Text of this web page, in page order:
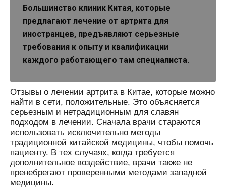
Большинство клиник Китая, которые
предлагают лечение от артрита для
иностранцев, предъявляют серьезные
требования к опыту и квалификации
каждого работающего там специалиста.
Отзывы о лечении артрита в Китае, которые можно
найти в сети, положительные. Это объясняется
серьезным и нетрадиционным для славян
подходом в лечении. Сначала врачи стараются
использовать исключительно методы
традиционной китайской медицины, чтобы помочь
пациенту. В тех случаях, когда требуется
дополнительное воздействие, врачи также не
пренебрегают проверенными методами западной
медицины.